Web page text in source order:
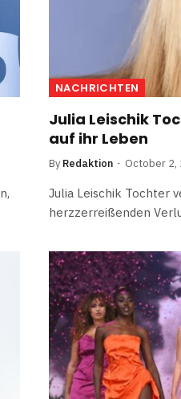
NACHRICHTEN
Julia Leischik
auf ihr Leben
By Redaktion October 2,
Julia Leischik Tochter
herzzerreißenden